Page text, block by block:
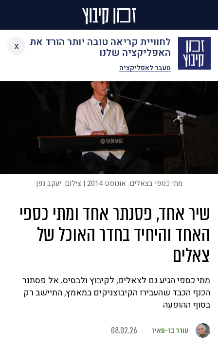
לחוויית קריאה טובה יותר הורד את
האפליקציה שלנו
מעבר לאפליקציה
x
Skip
content
מתי כספי בצאלים. אוגוסט 2014 | צילום: יעקב גפן
שיר אחד, פסנתר אחד ומתי כספי
האחד והיחיד בחדר האוכל של
צאלים
מתי כספי הגיע גם לצאלים, לקיבוץ ולבסיס. אל פסתנר
הכנף הכבד שהעבירו הקיבוצניקים במאמץ, התיישב רק
בסוף ההופעה
עודד בר-מאיר 08.02.26